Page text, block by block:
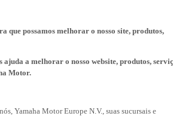
que possamos melhorar o nosso site, produtos,
ajuda a melhorar o nosso website, produtos,
Motor.
Yamaha Motor Europe N.V., suas sucursais e